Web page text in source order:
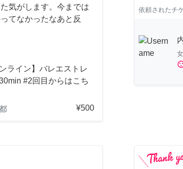
気がします。今までは
てなかったなあと反
ンライン】バレエストレ
#2回目からはこち
¥500
依頼されたチ